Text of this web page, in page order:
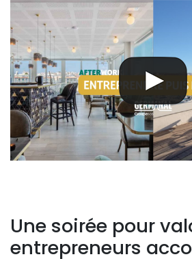
Une soirée pour
entrepreneurs